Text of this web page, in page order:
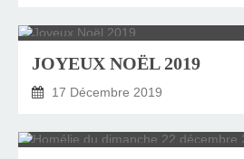
JOYEUX NOËL 2019
17 Décembre 2019